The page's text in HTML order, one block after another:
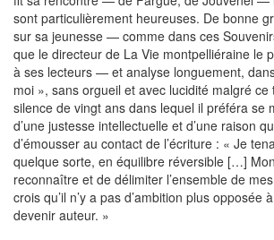
sont particulièrement heureuses. De bonne
sur sa jeunesse — comme dans ces
que le directeur de La Vie montpelliéraine le
à ses lecteurs — et analyse longuement,
moi », sans orgueil et avec lucidité malgré
silence de vingt ans dans lequel il préféra se
d’une justesse intellectuelle et d’une raison
d’émousser au contact de l’écriture : « Je
quelque sorte, en équilibre réversible […]
reconnaître et de délimiter l’ensemble de
crois qu’il n’y a pas d’ambition plus opposée
devenir auteur. »